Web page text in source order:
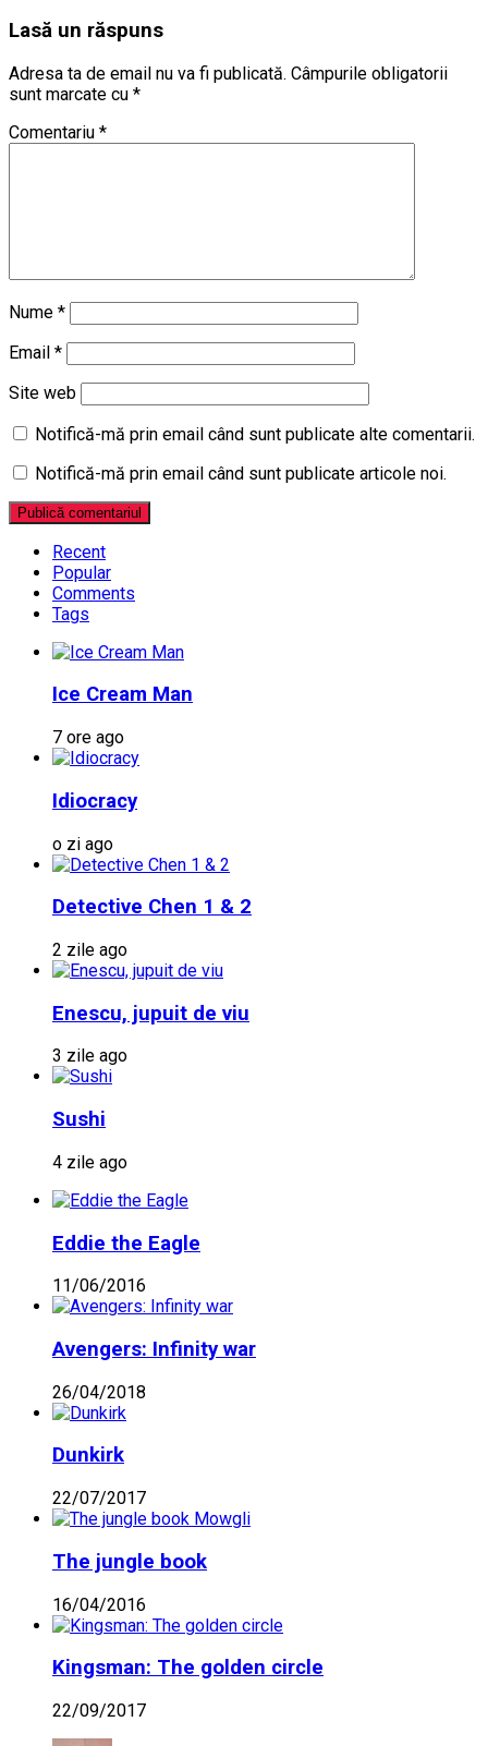
Lasă un răspuns
Adresa ta de email nu va fi publicată. Câmpurile obligatorii
sunt marcate cu *
Comentariu *
Nume *
Email *
Site web
Notifică-mă prin email când sunt publicate alte comentarii.
Notifică-mă prin email când sunt publicate articole noi.
Recent
Popular
Comments
Tags
Ice Cream Man
7 ore ago
Idiocracy
o zi ago
Detective Chen 1 & 2
2 zile ago
Enescu, jupuit de viu
3 zile ago
Sushi
4 zile ago
Eddie the Eagle
11/06/2016
Avengers: Infinity war
26/04/2018
Dunkirk
22/07/2017
The jungle book
16/04/2016
Kingsman: The golden circle
22/09/2017